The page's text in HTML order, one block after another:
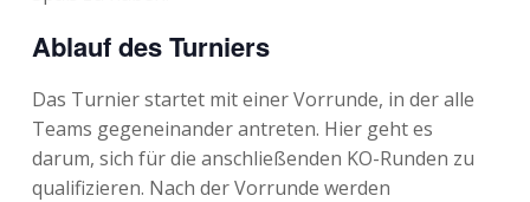
Ablauf des Turniers
Das Turnier startet mit einer Vorrunde, in der alle
Teams gegeneinander antreten. Hier geht es
darum, sich für die anschließenden KO-Runden zu
qualifizieren. Nach der Vorrunde werden